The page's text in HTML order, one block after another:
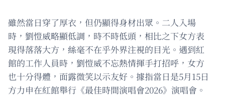
雖然當日穿了厚衣，但仍顯得身材出眾。二人入場
時，劉愷威略顯低調，時不時低頭，相比之下女方表
現得落落大方，絲毫不在乎外界注視的目光。遇到紅
館的工作人員時，劉愷威不忘熱情揮手打招呼，女方
也十分得體，面露微笑以示友好。據指當日是5月15日
方力申在紅館舉行《最佳時間演唱會2026》演唱會。